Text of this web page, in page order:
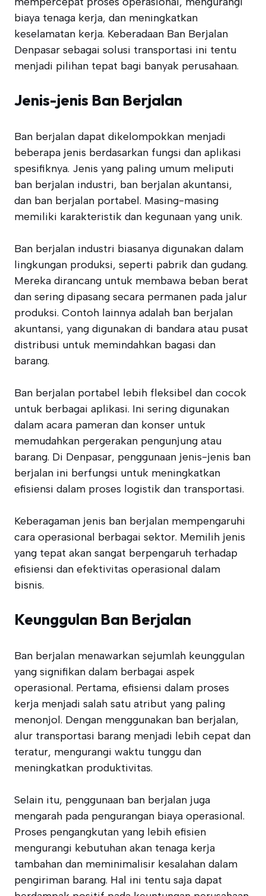
biaya tenaga kerja, dan meningkatkan
keselamatan kerja. Keberadaan Ban Berjalan
Denpasar sebagai solusi transportasi ini tentu
menjadi pilihan tepat bagi banyak perusahaan.
Jenis-jenis Ban Berjalan
Ban berjalan dapat dikelompokkan menjadi
beberapa jenis berdasarkan fungsi dan aplikasi
spesifiknya. Jenis yang paling umum meliputi
ban berjalan industri, ban berjalan akuntansi,
dan ban berjalan portabel. Masing-masing
memiliki karakteristik dan kegunaan yang unik.
Ban berjalan industri biasanya digunakan dalam
lingkungan produksi, seperti pabrik dan gudang.
Mereka dirancang untuk membawa beban berat
dan sering dipasang secara permanen pada jalur
produksi. Contoh lainnya adalah ban berjalan
akuntansi, yang digunakan di bandara atau pusat
distribusi untuk memindahkan bagasi dan
barang.
Ban berjalan portabel lebih fleksibel dan cocok
untuk berbagai aplikasi. Ini sering digunakan
dalam acara pameran dan konser untuk
memudahkan pergerakan pengunjung atau
barang. Di Denpasar, penggunaan jenis-jenis ban
berjalan ini berfungsi untuk meningkatkan
efisiensi dalam proses logistik dan transportasi.
Keberagaman jenis ban berjalan mempengaruhi
cara operasional berbagai sektor. Memilih jenis
yang tepat akan sangat berpengaruh terhadap
efisiensi dan efektivitas operasional dalam
bisnis.
Keunggulan Ban Berjalan
Ban berjalan menawarkan sejumlah keunggulan
yang signifikan dalam berbagai aspek
operasional. Pertama, efisiensi dalam proses
kerja menjadi salah satu atribut yang paling
menonjol. Dengan menggunakan ban berjalan,
alur transportasi barang menjadi lebih cepat dan
teratur, mengurangi waktu tunggu dan
meningkatkan produktivitas.
Selain itu, penggunaan ban berjalan juga
mengarah pada pengurangan biaya operasional.
Proses pengangkutan yang lebih efisien
mengurangi kebutuhan akan tenaga kerja
tambahan dan meminimalisir kesalahan dalam
pengiriman barang. Hal ini tentu saja dapat